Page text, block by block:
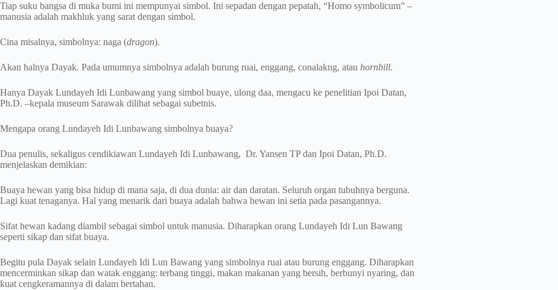
Tiap suku bangsa di muka bumi ini mempunyai simbol. Ini sepadan dengan pepatah, “Homo symbolicum” –
manusia adalah makhluk yang sarat dengan simbol.
Cina misalnya, simbolnya: naga (dragon).
Akan halnya Dayak. Pada umumnya simbolnya adalah burung ruai, enggang, conalakng, atau hornbill.
Hanya Dayak Lundayeh Idi Lunbawang yang simbol buaye, ulong daa, mengacu ke penelitian Ipoi Datan,
Ph.D. –kepala museum Sarawak dilihat sebagai subetnis.
Mengapa orang Lundayeh Idi Lunbawang simbolnya buaya?
Dua penulis, sekaligus cendikiawan Lundayeh Idi Lunbawang, Dr. Yansen TP dan Ipoi Datan, Ph.D.
menjelaskan demikian:
Buaya hewan yang bisa hidup di mana saja, di dua dunia: air dan daratan. Seluruh organ tubuhnya berguna.
Lagi kuat tenaganya. Hal yang menarik dari buaya adalah bahwa hewan ini setia pada pasangannya.
Sifat hewan kadang diambil sebagai simbol untuk manusia. Diharapkan orang Lundayeh Idi Lun Bawang
seperti sikap dan sifat buaya.
Begitu pula Dayak selain Lundayeh Idi Lun Bawang yang simbolnya ruai atau burung enggang. Diharapkan
mencerminkan sikap dan watak enggang: terbang tinggi, makan makanan yang bersih, berbunyi nyaring, dan
kuat cengkeramannya di dalam bertahan.